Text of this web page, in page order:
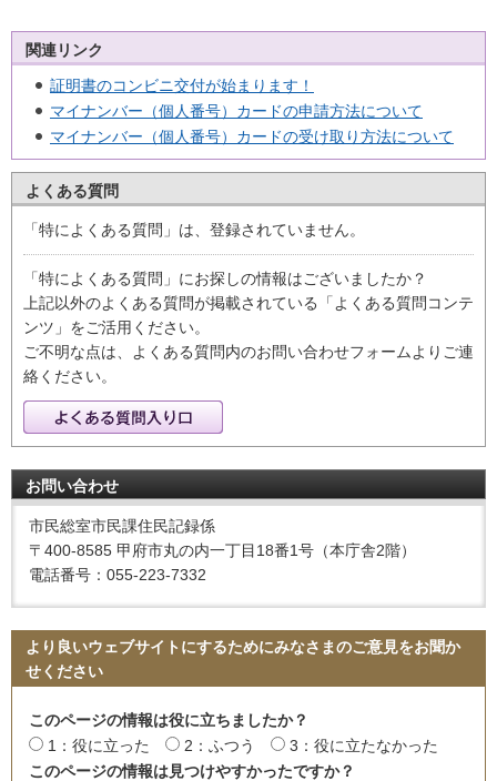
関連リンク
証明書のコンビニ交付が始まります！
マイナンバー（個人番号）カードの申請方法について
マイナンバー（個人番号）カードの受け取り方法について
よくある質問
「特によくある質問」は、登録されていません。
「特によくある質問」にお探しの情報はございましたか？
上記以外のよくある質問が掲載されている「よくある質問コンテ
ンツ」をご活用ください。
ご不明な点は、よくある質問内のお問い合わせフォームよりご連
絡ください。
お問い合わせ
市民総室市民課住民記録係
〒400-8585 甲府市丸の内一丁目18番1号（本庁舎2階）
電話番号：055-223-7332
より良いウェブサイトにするためにみなさまのご意見をお聞か
せください
このページの情報は役に立ちましたか？
1：役に立った
2：ふつう
3：役に立たなかった
このページの情報は見つけやすかったですか？